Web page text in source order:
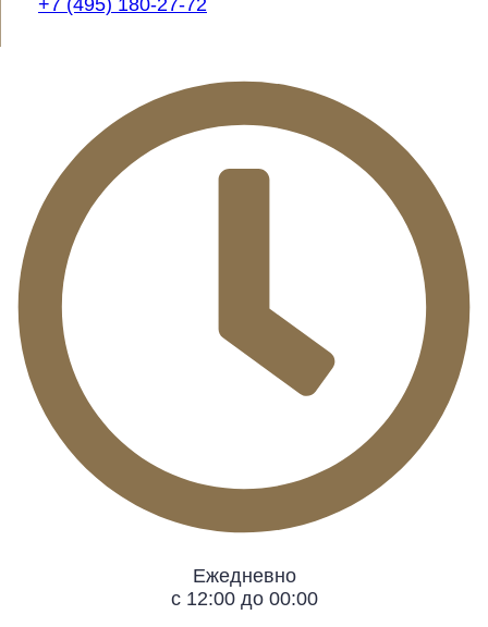
Ежедневно
с 12:00 до 00:00